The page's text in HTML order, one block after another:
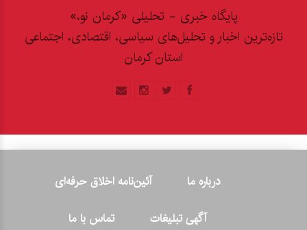
پایگاه خبری - تحلیلی «کرمان نو،»
تازه‌ترین اخبار و تحلیل‌های سیاسی، اقتصادی، اجتماعی
استان کرمان
درباره ما
آئین‌نامه اخلاق حرفه‌ای
آگهی تبلیغات
تماس با ما